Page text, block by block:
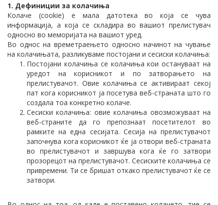
1. Дефиниции за колачиња
Колаче (cookie) е мала датотека во која се чува
информација, а која се складира во вашиот прелистувач
односно во меморијата на вашиот уред.
Во однос на времетраењето односно начинот на чување
на колачињата, разликуваме постојани и сесиски колачиња:
Постојани колачиња се колачиња кои остануваат на
уредот на корисникот и по затворањето на
прелистувачот. Овие колачиња се активираат секој
пат кога корисникот ја посетува веб-страната што го
создала тоа конкретно колаче.
Сесиски колачиња: овие колачиња овозможуваат на
веб-страните да го препознаат посетителот во
рамките на една сесијата. Сесија на прелистувачот
започнува кога корисникот ќе ја отвори веб-страната
во прелистувачот и завршува кога ќе го затвори
прозорецот на прелистувачот. Сесиските колачиња се
привремени. Ти се бришат откако прелистувачот ќе се
затвори.